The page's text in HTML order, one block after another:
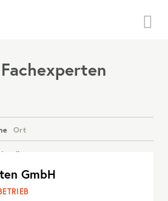
Ort
alle
GmbH